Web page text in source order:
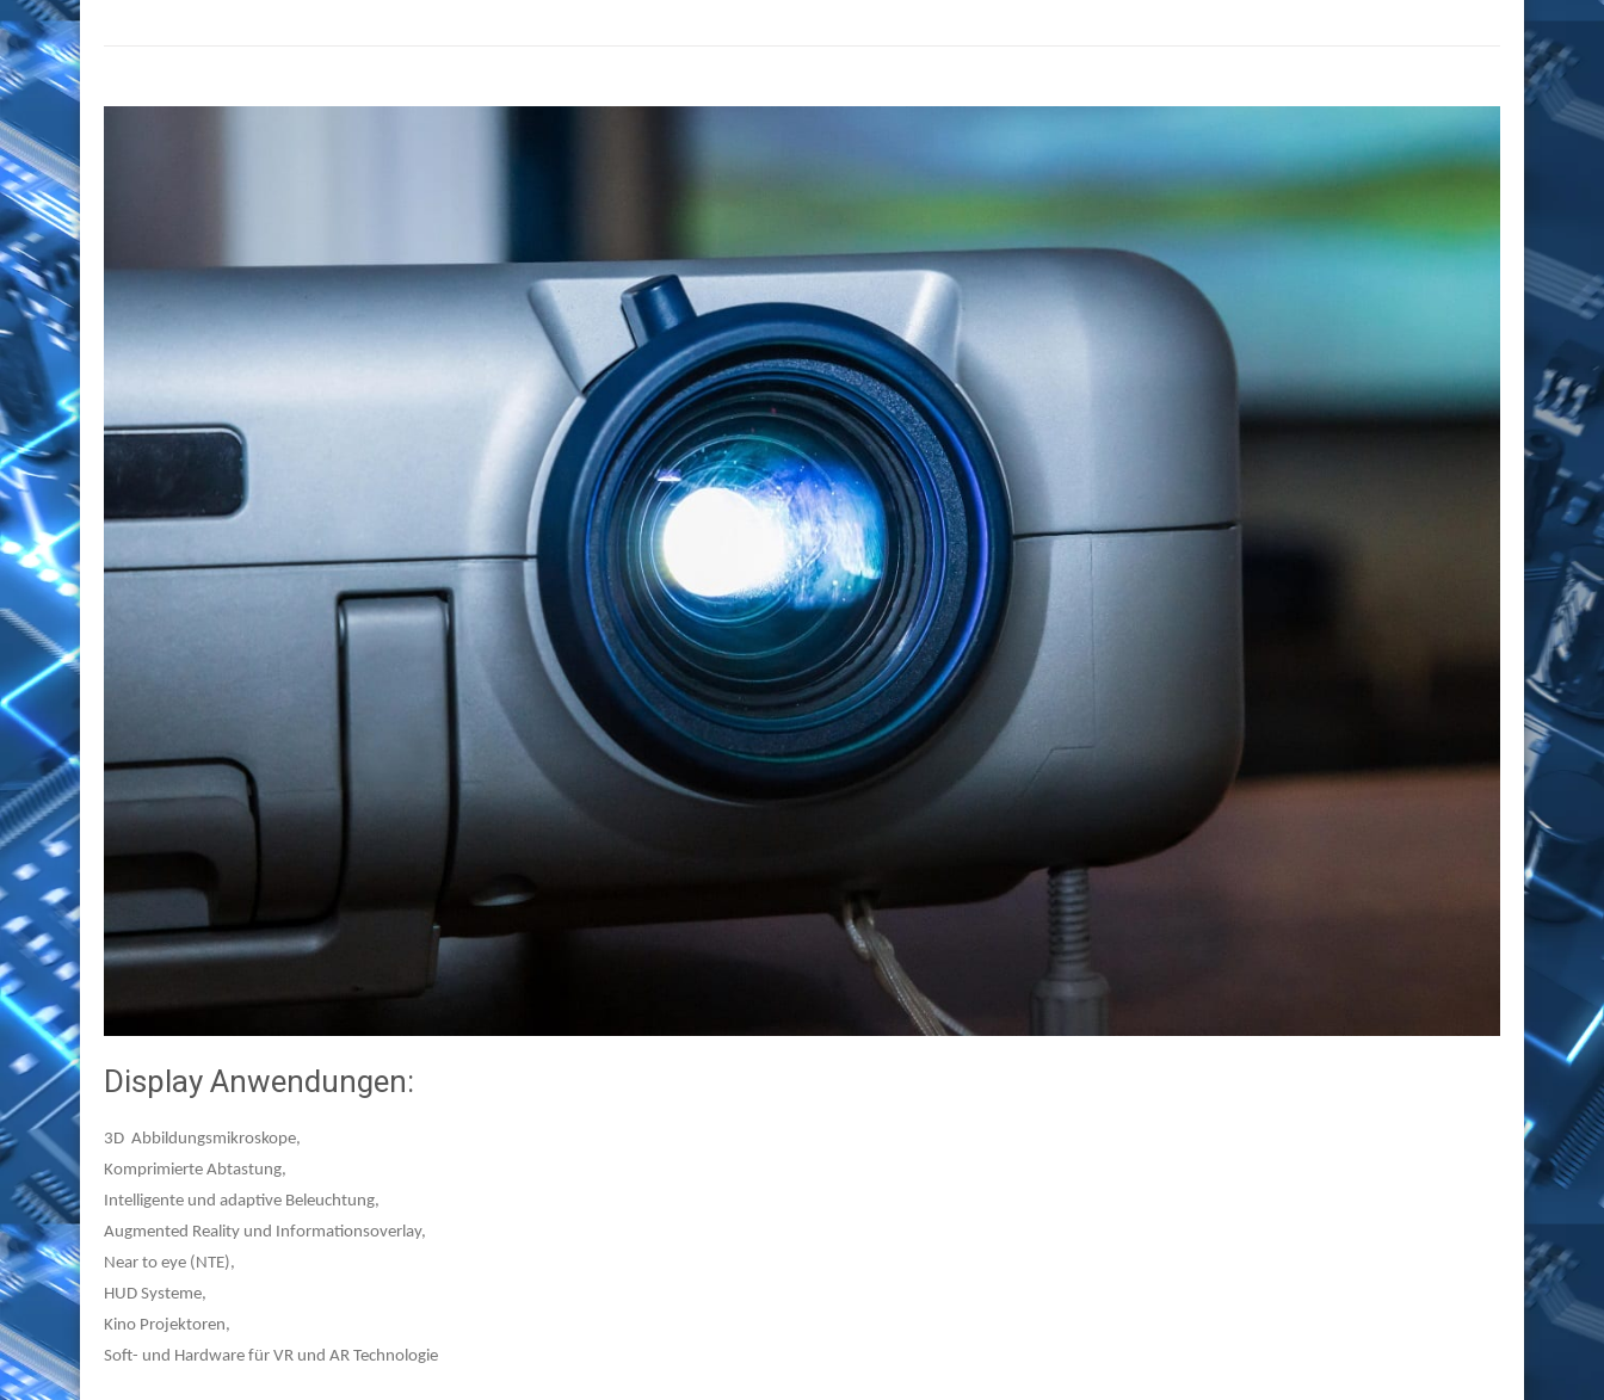
Display Anwendungen:
3D Abbildungsmikroskope,
Komprimierte Abtastung,
Intelligente und adaptive Beleuchtung,
Augmented Reality und Informationsoverlay,
Near to eye (NTE),
HUD Systeme,
Kino Projektoren,
Soft- und Hardware für VR und AR Technologie